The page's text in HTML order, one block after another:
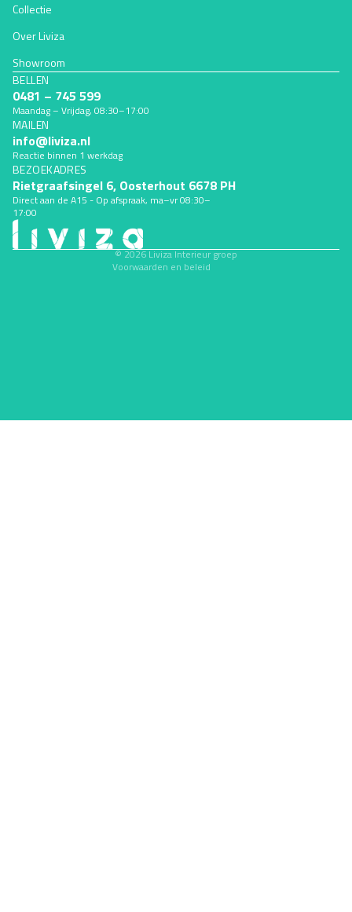
Collectie
Over Liviza
Showroom
BELLEN
0481 – 745 599
Maandag – Vrijdag, 08:30–17:00
MAILEN
info@liviza.nl
Reactie binnen 1 werkdag
BEZOEKADRES
Rietgraafsingel 6, Oosterhout 6678 PH
Direct aan de A15 - Op afspraak, ma–vr 08:30–
17:00
© 2026Liviza Interieur groep
Voorwaarden en beleid
Privacybeleid
Algemene voorwaarden
Verzendbeleid
Wettelijke kennisgeving